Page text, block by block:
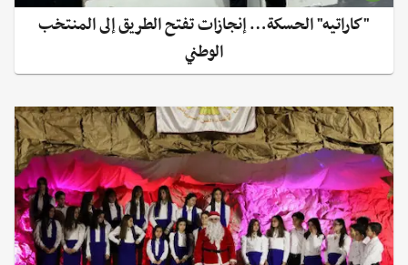
"كاراتيه" الحسكة… إنجازات تفتح الطريق إلى المنتخب
الوطني